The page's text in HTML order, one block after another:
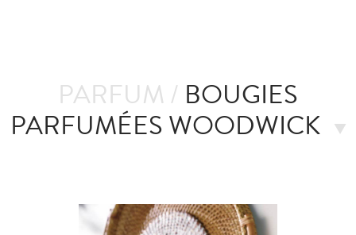
PARFUM / BOUGIES
PARFUMÉES WOODWICK